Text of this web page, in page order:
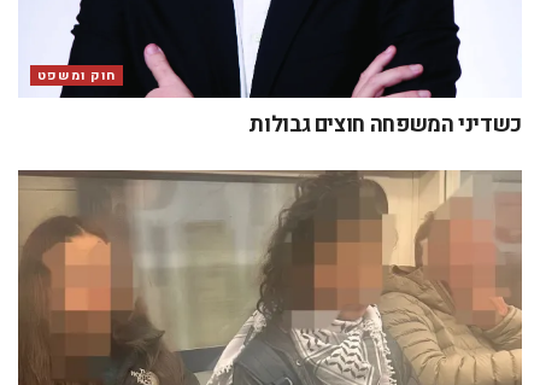
חוק ומשפט
כשדיני המשפחה חוצים גבולות